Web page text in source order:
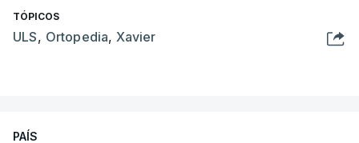
TÓPICOS
ULS, Ortopedia, Xavier
PAÍS